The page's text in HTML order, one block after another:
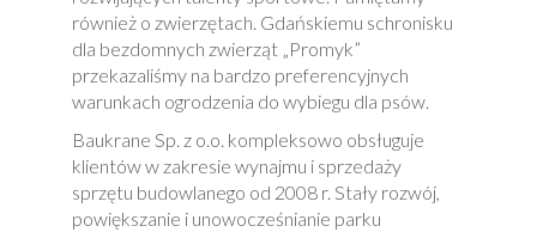
również o zwierzętach. Gdańskiemu schronisku
dla bezdomnych zwierząt „Promyk”
przekazaliśmy na bardzo preferencyjnych
warunkach ogrodzenia do wybiegu dla psów.
Baukrane Sp. z o.o. kompleksowo obsługuje
klientów w zakresie wynajmu i sprzedaży
sprzętu budowlanego od 2008 r. Stały rozwój,
powiększanie i unowocześnianie parku